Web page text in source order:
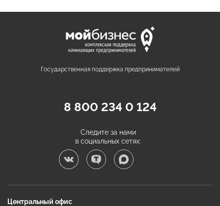
Государственная поддержка предпринимателей
8 800 234 0 124
Следите за нами
в социальных сетях:
Центральный офис